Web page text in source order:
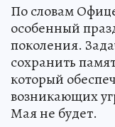
По словам
особенный
поколения.
сохранить
который
возникающих
Мая не будет.